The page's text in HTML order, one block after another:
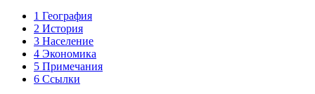
1 География
2 История
3 Население
4 Экономика
5 Примечания
6 Ссылки